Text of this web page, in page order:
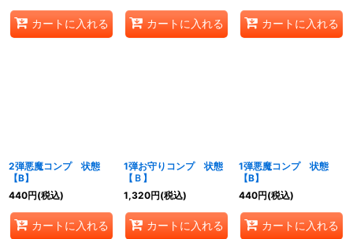
カートに入れる カートに入れる カートに入れる
2弾悪魔コンプ 状態
【B】
440円(税込)
カートに入れる
1弾お守りコンプ 状態
【Ｂ】
1,320円(税込)
カートに入れる
1弾悪魔コンプ 状態
【B】
440円(税込)
カートに入れる